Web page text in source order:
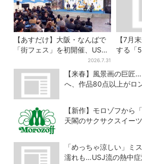
【あすだけ】大阪・なんばで
「街フェス」を初開催、USJ
ステージ＆豪華ゲストのトー
クショーも！参加無料で
2026.7.31
【7月
する「
ーイ
がコラ
も
【来春】風景画の巨匠
へ、作品80点以上がロ
【新作】モロゾフから
天閣のサクサクスイー
「めっちゃ涼しい」ミ
濡れも…USJ流の熱中